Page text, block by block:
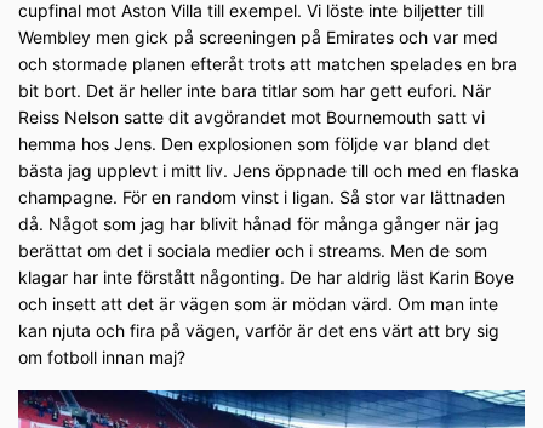
cupfinal mot Aston Villa till exempel. Vi löste inte biljetter till
Wembley men gick på screeningen på Emirates och var med
och stormade planen efteråt trots att matchen spelades en bra
bit bort. Det är heller inte bara titlar som har gett eufori. När
Reiss Nelson satte dit avgörandet mot Bournemouth satt vi
hemma hos Jens. Den explosionen som följde var bland det
bästa jag upplevt i mitt liv. Jens öppnade till och med en flaska
champagne. För en random vinst i ligan. Så stor var lättnaden
då. Något som jag har blivit hånad för många gånger när jag
berättat om det i sociala medier och i streams. Men de som
klagar har inte förstått någonting. De har aldrig läst Karin Boye
och insett att det är vägen som är mödan värd. Om man inte
kan njuta och fira på vägen, varför är det ens värt att bry sig
om fotboll innan maj?